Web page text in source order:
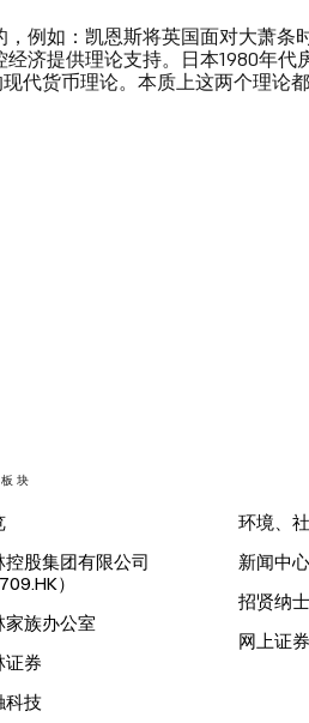
例如：凯恩斯将英国面对大萧条
济提供理论支持。日本1980年
代货币理论。本质上这两个理论
块
控股集团有限公司
）
家族办公室
证券
科技
环境、
新闻中心
招贤纳士
网上证